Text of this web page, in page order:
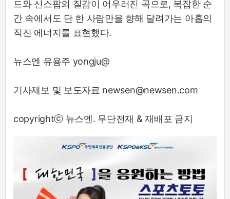
드와 신스팝의 질감이 어우러진 곡으로, 복잡한 순
간 속에서도 단 한 사람만을 향해 달려가는 아홉의
직진 에너지를 표현했다.
뉴스엔 유용주 yongju@
기사제보 및 보도자료 newsen@newsen.com
copyrightⓒ 뉴스엔. 무단전재 & 재배포 금지